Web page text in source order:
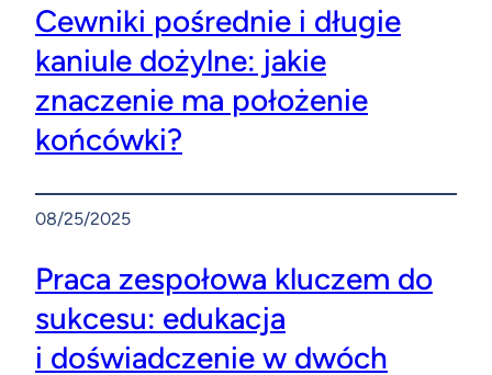
Cewniki pośrednie i długie
kaniule dożylne: jakie
znaczenie ma położenie
końcówki?
08/25/2025
Praca zespołowa kluczem do
sukcesu: edukacja
i doświadczenie w dwóch